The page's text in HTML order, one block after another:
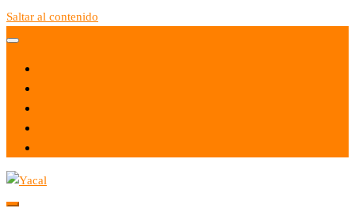
Saltar al contenido